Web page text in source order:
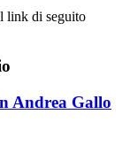
link di seguito
Andrea Gallo